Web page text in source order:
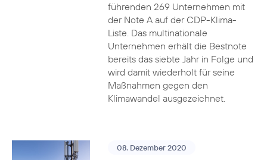
führenden 269 Unternehmen mit
der Note A auf der CDP-Klima-
Liste. Das multinationale
Unternehmen erhält die Bestnote
bereits das siebte Jahr in Folge und
wird damit wiederholt für seine
Maßnahmen gegen den
Klimawandel ausgezeichnet.
08. Dezember 2020